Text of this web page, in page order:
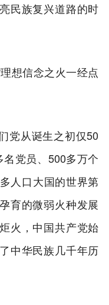
民族复兴道路的时
想信念之火一经点
党从诞生之初仅50
党员、500多万个
人口大国的世界第
育的微弱火种发展
火，中国共产党始
中华民族几千年历